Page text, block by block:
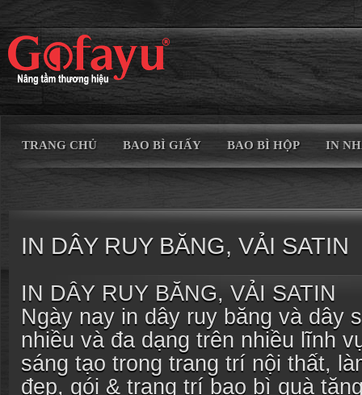
TRANG CHỦ BAO BÌ GIẤY BAO BÌ HỘP IN
IN DÂY RUY BĂNG, VẢI SATIN
IN DÂY RUY BĂNG, VẢI SATIN
Ngày nay in dây ruy băng và dây
nhiều và đa dạng trên nhiều lĩnh
sáng tạo trong trang trí nội thất,
đẹp, gói & trang trí bao bì quà